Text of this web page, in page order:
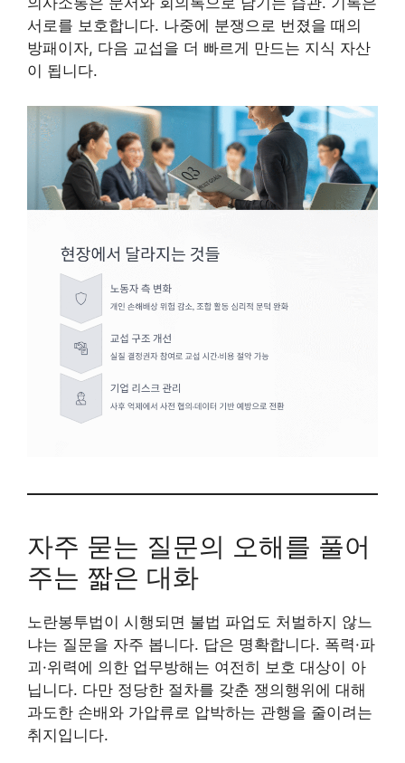
서로를 보호합니다. 나중에 분쟁으로 번졌을 때의
방패이자, 다음 교섭을 더 빠르게 만드는 지식 자산
이 됩니다.
자주 묻는 질문의 오해를 풀어
주는 짧은 대화
노란봉투법이 시행되면 불법 파업도 처벌하지 않느
냐는 질문을 자주 봅니다. 답은 명확합니다. 폭력·파
괴·위력에 의한 업무방해는 여전히 보호 대상이 아
닙니다. 다만 정당한 절차를 갖춘 쟁의행위에 대해
과도한 손배와 가압류로 압박하는 관행을 줄이려는
취지입니다.